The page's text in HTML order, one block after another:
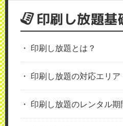
印刷し放題基
印刷し放題とは？
印刷し放題の対応エリア
印刷し放題のレンタル期